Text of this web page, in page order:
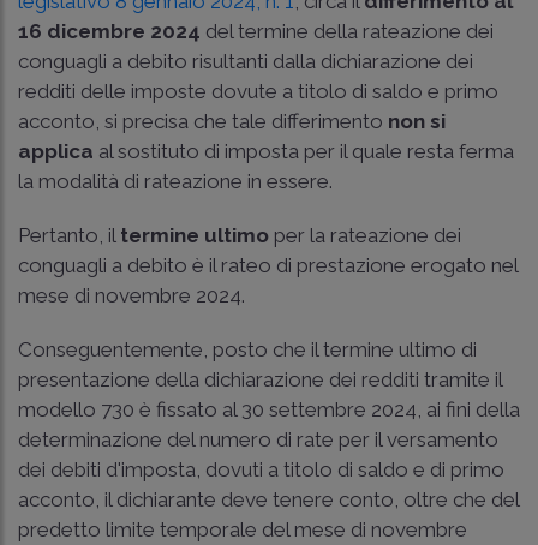
16 dicembre 2024 del termine della rateazione dei
conguagli a debito risultanti dalla dichiarazione dei
redditi delle imposte dovute a titolo di saldo e primo
acconto, si precisa che tale differimento non si
applica al sostituto di imposta per il quale resta ferma
la modalità di rateazione in essere.
Pertanto, il termine ultimo per la rateazione dei
conguagli a debito è il rateo di prestazione erogato nel
mese di novembre 2024.
Conseguentemente, posto che il termine ultimo di
presentazione della dichiarazione dei redditi tramite il
modello 730 è fissato al 30 settembre 2024, ai fini della
determinazione del numero di rate per il versamento
dei debiti d'imposta, dovuti a titolo di saldo e di primo
acconto, il dichiarante deve tenere conto, oltre che del
predetto limite temporale del mese di novembre